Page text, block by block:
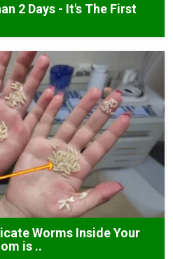
2 Days - It's The First
Worms Inside Your
is ..